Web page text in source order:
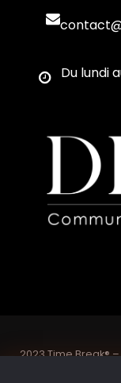
Du lundi
2023 Time Break® –
Sponsoriser un